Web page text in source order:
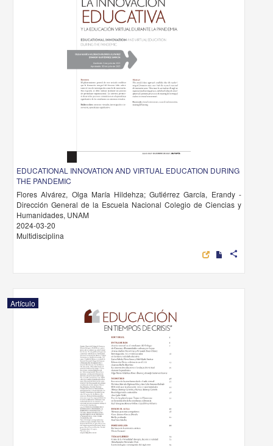
EDUCATIONAL INNOVATION AND VIRTUAL EDUCATION DURING
THE PANDEMIC
Flores Alvárez, Olga María Hildehza; Gutiérrez García, Erandy -
Dirección General de la Escuela Nacional Colegio de Ciencias y
Humanidades, UNAM
2024-03-20
Multidisciplina
share
Artículo